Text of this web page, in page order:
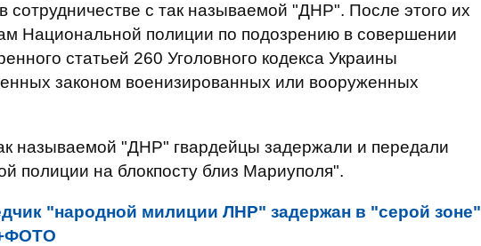
сотрудничестве с так называемой "ДНР". После этого их
Национальной полиции по подозрению в совершении
статьей 260 Уголовного кодекса Украины
законом военизированных или вооруженных
называемой "ДНР" гвардейцы задержали и передали
полиции на блокпосту близ Мариуполя".
"народной милиции ЛНР" задержан в "серой зоне"